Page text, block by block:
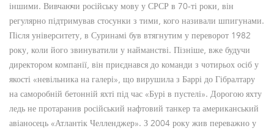
іншими. Вивчаючи російську мову у СРСР в 70-ті роки, він
регулярно підтримував стосунки з тими, кого називали шпигунами.
Після університету, в Суринамі був втягнутим у переворот 1982
року, коли його звинуватили у найманстві. Пізніше, вже будучи
директором компанії, він приєднався до команди з чотирьох осіб у
якості «невільника на галері», що вирушила з Баррі до Гібралтару
на саморобній бетонній яхті під час «Бурі в пустелі». Дорогою яхту
ледь не протаранив російський нафтовий танкер та американський
авіаносець «Атлантік Челленджер». З 2004 року жив переважно у